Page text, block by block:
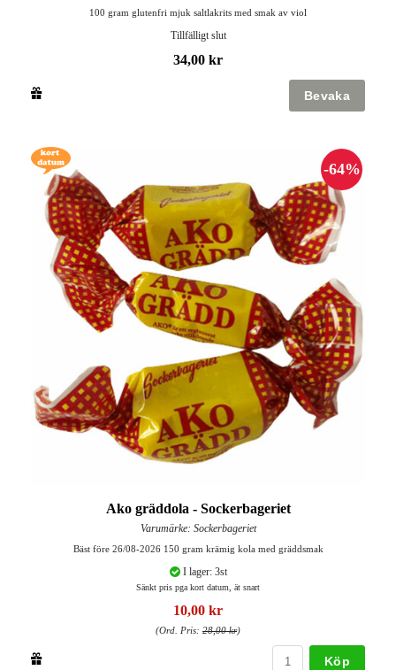
100 gram glutenfri mjuk saltlakrits med smak av viol
Tillfälligt slut
34,00 kr
Ako gräddola - Sockerbageriet
Varumärke: Sockerbageriet
Bäst före 26/08-2026 150 gram krämig kola med gräddsmak
I lager: 3st
Sänkt pris pga kort datum, ät snart
10,00 kr
(Ord. Pris: 28,00 kr)
Köp